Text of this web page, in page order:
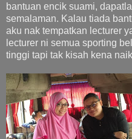
bantuan encik suami,
semalaman. Kalau tiada
aku nak tempatkan lecturer
lecturer ni semua sporting
tinggi tapi tak kisah kena